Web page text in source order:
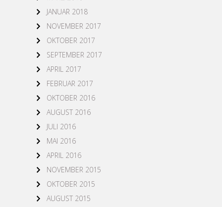
JANUAR 2018
NOVEMBER 2017
OKTOBER 2017
SEPTEMBER 2017
APRIL 2017
FEBRUAR 2017
OKTOBER 2016
AUGUST 2016
JULI 2016
MAI 2016
APRIL 2016
NOVEMBER 2015
OKTOBER 2015
AUGUST 2015